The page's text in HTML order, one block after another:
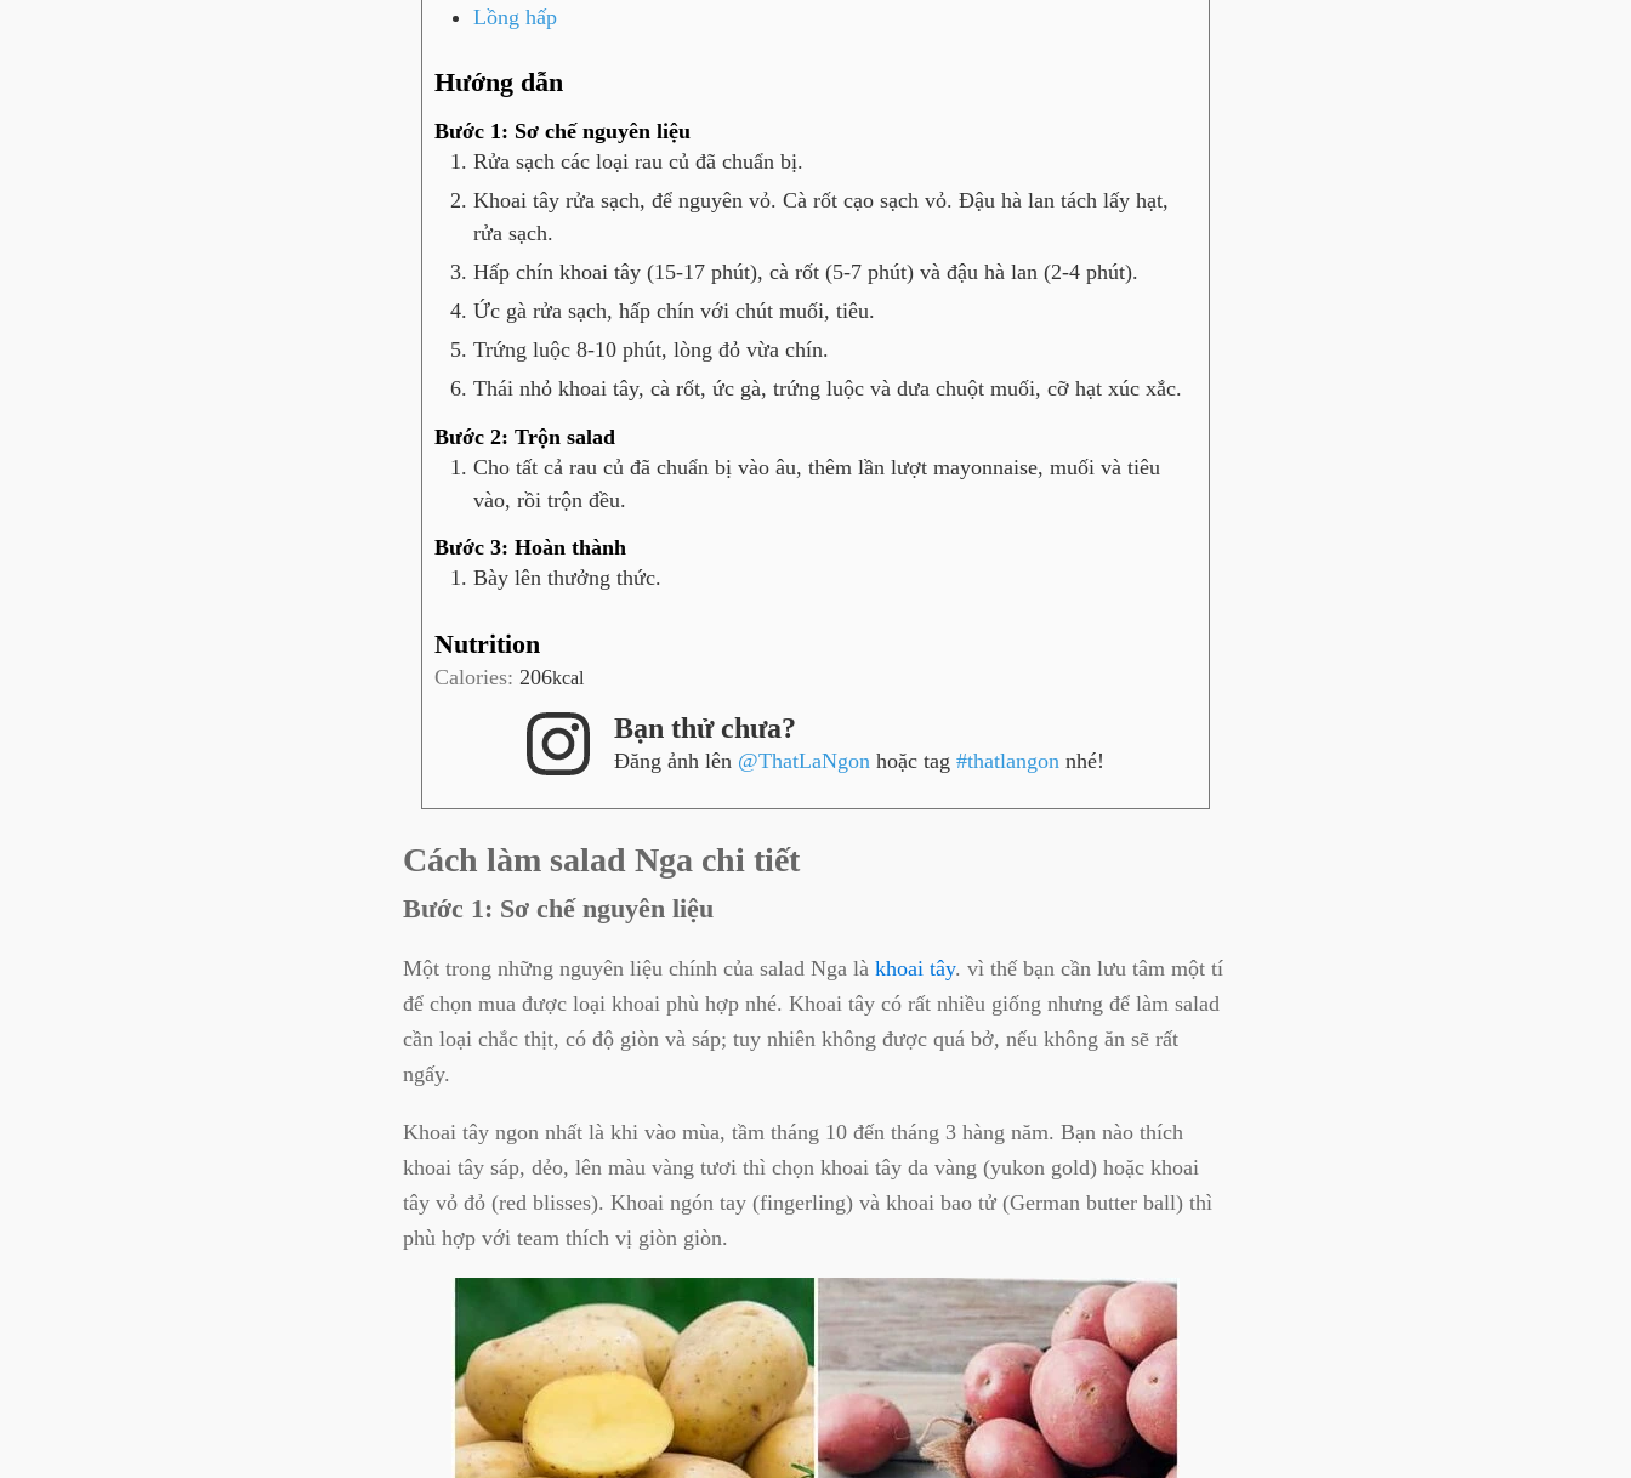
Lồng hấp
Hướng dẫn
Bước 1: Sơ chế nguyên liệu
Rửa sạch các loại rau củ đã chuẩn bị.
Khoai tây rửa sạch, để nguyên vỏ. Cà rốt cạo sạch vỏ. Đậu hà lan tách lấy hạt,
rửa sạch.
Hấp chín khoai tây (15-17 phút), cà rốt (5-7 phút) và đậu hà lan (2-4 phút).
Ức gà rửa sạch, hấp chín với chút muối, tiêu.
Trứng luộc 8-10 phút, lòng đỏ vừa chín.
Thái nhỏ khoai tây, cà rốt, ức gà, trứng luộc và dưa chuột muối, cỡ hạt xúc xắc.
Bước 2: Trộn salad
Cho tất cả rau củ đã chuẩn bị vào âu, thêm lần lượt mayonnaise, muối và tiêu
vào, rồi trộn đều.
Bước 3: Hoàn thành
Bày lên thưởng thức.
Nutrition
Calories: 206kcal
Bạn thử chưa?
Đăng ảnh lên @ThatLaNgon hoặc tag#thatlangon nhé!
Cách làm salad Nga chi tiết
Bước 1: Sơ chế nguyên liệu
Một trong những nguyên liệu chính của salad Nga là khoai tây. vì thế bạn cần lưu tâm một tí
để chọn mua được loại khoai phù hợp nhé. Khoai tây có rất nhiều giống nhưng để làm salad
cần loại chắc thịt, có độ giòn và sáp; tuy nhiên không được quá bở, nếu không ăn sẽ rất
ngấy.
Khoai tây ngon nhất là khi vào mùa, tầm tháng 10 đến tháng 3 hàng năm. Bạn nào thích
khoai tây sáp, dẻo, lên màu vàng tươi thì chọn khoai tây da vàng (yukon gold) hoặc khoai
tây vỏ đỏ (red blisses). Khoai ngón tay (fingerling) và khoai bao tử (German butter ball) thì
phù hợp với team thích vị giòn giòn.